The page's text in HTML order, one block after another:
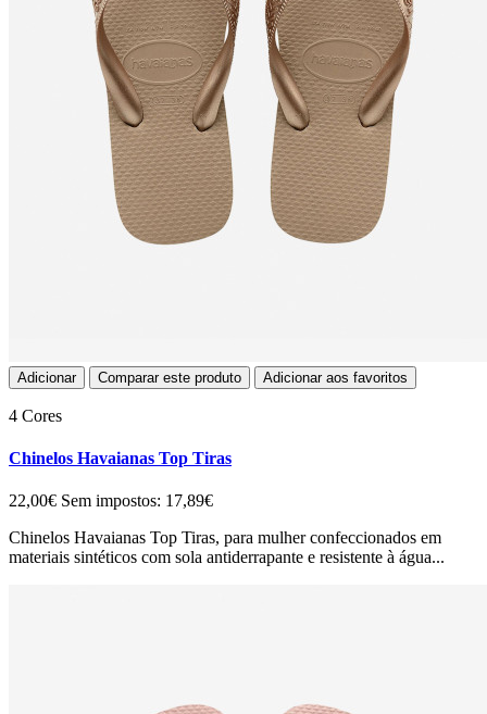
Adicionar Comparar este produto Adicionar aos favoritos
4 Cores
Chinelos Havaianas Top Tiras
22,00€ Sem impostos: 17,89€
Chinelos Havaianas Top Tiras, para mulher confeccionados em
materiais sintéticos com sola antiderrapante e resistente à água...